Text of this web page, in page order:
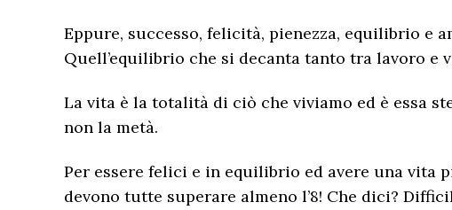
Eppure, successo, felicità, pienezza, equilibrio e
Quell’equilibrio che si decanta tanto tra lavoro e
La vita è la totalità di ciò che viviamo ed è essa
non la metà.
Per essere felici e in equilibrio ed avere una vita
devono tutte superare almeno l’8! Che dici?